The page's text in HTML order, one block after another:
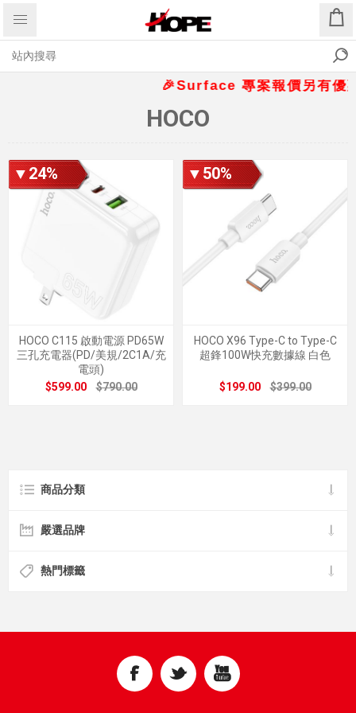
🎉Surface 專案報價另有優
HOCO
▼24%
HOCO C115 啟動電源 PD65W
三孔充電器(PD/美規/2C1A/充
電頭)
$599.00
$790.00
▼50%
HOCO X96 Type-C to Type-C
超鋒100W快充數據線 白色
$199.00 $399.00
商品分類
嚴選品牌
熱門標籤